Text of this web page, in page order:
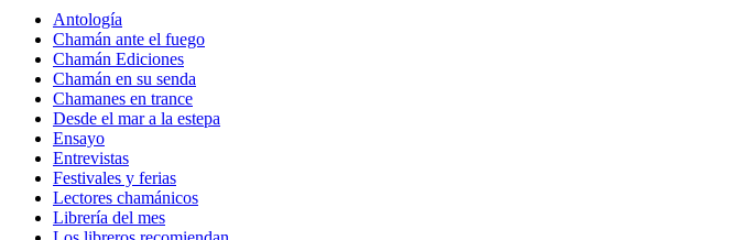
Antología
Chamán ante el fuego
Chamán Ediciones
Chamán en su senda
Chamanes en trance
Desde el mar a la estepa
Ensayo
Entrevistas
Festivales y ferias
Lectores chamánicos
Librería del mes